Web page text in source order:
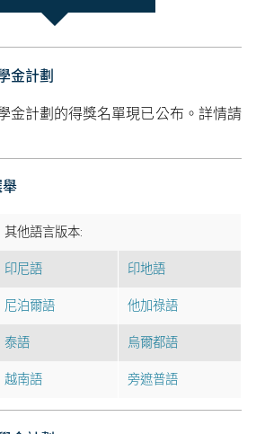
金計劃
金計劃的得獎名單現已公布。詳情請
其他語言版本:
印尼語 印地語
尼泊爾語 他加祿語
泰語 烏爾都語
越南語 旁遮普語